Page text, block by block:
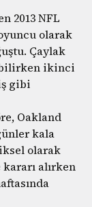
2013 NFL
olarak
Çaylak
ikinci
gibi
Oakland
kala
olarak
alırken